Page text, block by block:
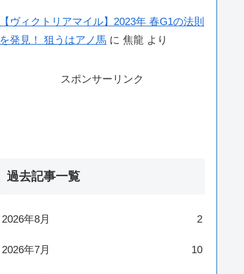
【ヴィクトリアマイル】2023年 春G1の法則
を発見！ 狙うはアノ馬 に 焦龍 より
スポンサーリンク
過去記事一覧
2026年8月 2
2026年7月 10